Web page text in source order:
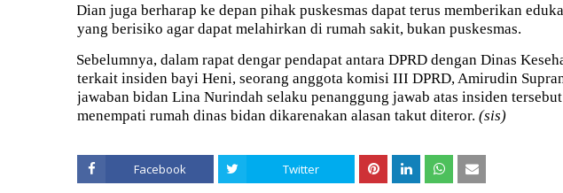
Dian juga berharap ke depan pihak puskesmas dapat terus memberikan
yang berisiko agar dapat melahirkan di rumah sakit, bukan puskesmas.
Sebelumnya, dalam rapat dengar pendapat antara DPRD dengan Dinas
terkait insiden bayi Heni, seorang anggota komisi III DPRD, Amirudin
jawaban bidan Lina Nurindah selaku penanggung jawab atas insiden
menempati rumah dinas bidan dikarenakan alasan takut diteror. (sis)
Facebook Twitter